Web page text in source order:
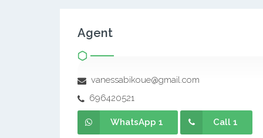
Agent
vanessabikoue@gmail.com
696420521
WhatsApp 1 Call 1